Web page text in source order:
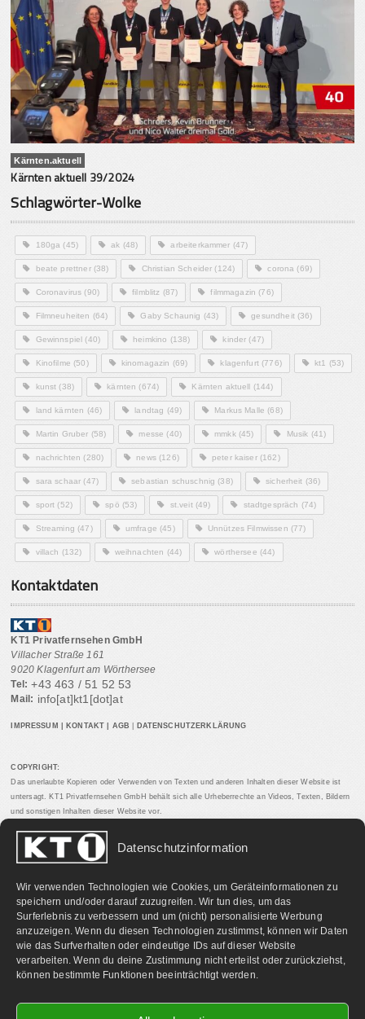
Datenschutzinformation
Wir verwenden Technologien wie Cookies, um Geräteinformationen zu
speichern und/oder darauf zuzugreifen. Wir tun dies, um das
Surferlebnis zu verbessern und um (nicht) personalisierte Werbung
anzuzeigen. Wenn du diesen Technologien zustimmst, können wir Daten
wie das Surfverhalten oder eindeutige IDs auf dieser Website
verarbeiten. Wenn du deine Zustimmung nicht erteilst oder zurückziehst,
können bestimmte Funktionen beeinträchtigt werden.
Kärnten.aktuell
Kärnten aktuell 39/2024
Schlagwörter-Wolke
180ga (45) ak (48) arbeiterkammer (47)
beate prettner(38) Christian Scheider (124) corona (69)
Coronavirus (90) filmblitz (87) filmmagazin (76)
Filmneuheiten (64) Gaby Schaunig (43) gesundheit(36)
Gewinnspiel (40) heimkino (138) kinder (47)
Kinofilme (50) kinomagazin (69) klagenfurt(776) kt1 (53)
kunst (38) kärnten (674) Kärnten aktuell (144)
land kärnten (46) landtag (49) Markus Malle (68)
Martin Gruber (58) messe (40) mmkk(45) Musik (41)
nachrichten (280) news(126) peter kaiser(162)
sara schaar (47) sebastian schuschnig (38) sicherheit (36)
sport (52) spö (53) st.veit(49) stadtgespräch (74)
Streaming (47) umfrage (45) Unnützes Filmwissen (77)
villach (132) weihnachten (44) wörthersee (44)
Kontaktdaten
KT1 Privatfernsehen GmbH
Villacher Straße 161
9020 Klagenfurt am Wörthersee
Tel: +43 463 / 51 52 53
Mail: info[at]kt1[dot]at
IMPRESSUM KONTAKT AGB DATENSCHUTZERKLÄRUNG
COPYRIGHT:
Das unerlaubte Kopieren oder Verwenden von Texten und anderen Inhalten dieser Website ist
untersagt. KT1 Privatfernsehen GmbH behält sich alle Urheberrechte an Videos, Texten, Bildern
und sonstigen Inhalten dieser Website vor.
PARTNERLINKS: